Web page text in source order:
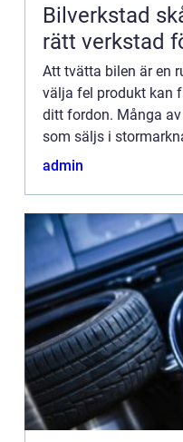
Bilverkstad skåne så
rätt verkstad
Att tvätta bilen är en
välja fel produkt kan
ditt fordon. Många
som säljs i
f&ou...
admin